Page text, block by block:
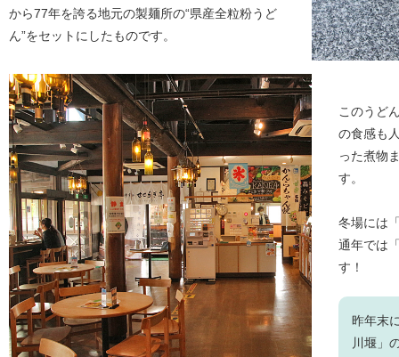
から77年を誇る地元の製麺所の“県産全粒粉うど
ん”をセットにしたものです。
このうど
の食感も
った煮物
す。
冬場には
通年では
す！
昨年末
川堰」